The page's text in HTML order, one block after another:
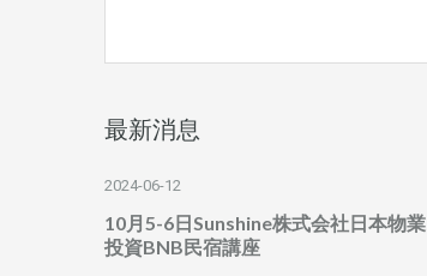
最新消息
2024-06-12
10月5-6日Sunshine株式会社日本物業
投資BNB民宿講座